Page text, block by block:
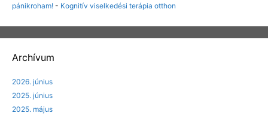
pánikroham! - Kognitív viselkedési terápia otthon
Archívum
2026. június
2025. június
2025. május